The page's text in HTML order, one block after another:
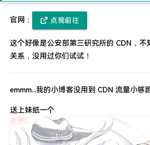
官网： 点我前往
这个好像是公安部第三研究所的 CDN，不
关系，没用过你们试试！
emmm...我的小博客没用到 CDN 流量小够
送上妹纸一个